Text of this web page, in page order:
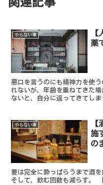
やらない事
薬
悪口を言うのにも精神力を使
れないが、年齢を重ねてきた
ないと、自分に返ってきてし
の対象者がいない時に行い
やらない事
施
の
要は完全に酔っぱらうまで酒
そして、飲む回数も減らす。